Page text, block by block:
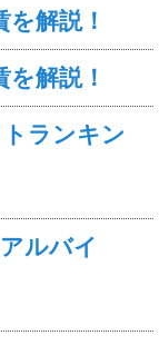
解説！
解説！
ランキン
ルバイ